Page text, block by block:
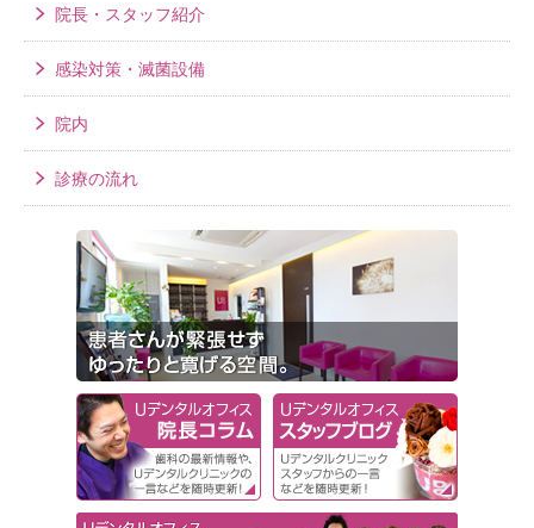
院長・スタッフ紹介
感染対策・滅菌設備
院内
診療の流れ